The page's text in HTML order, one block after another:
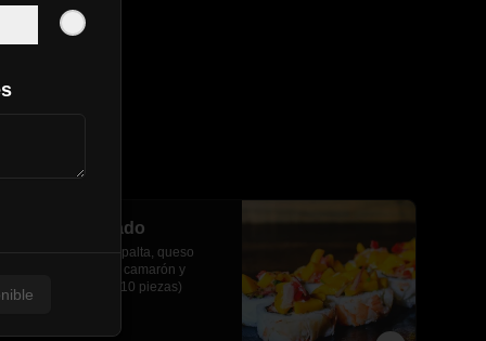
Kani acevichado
Kanikama, pepino, palta, queso
crema, envuelto en camarón y
ceviche de mango(10 piezas)